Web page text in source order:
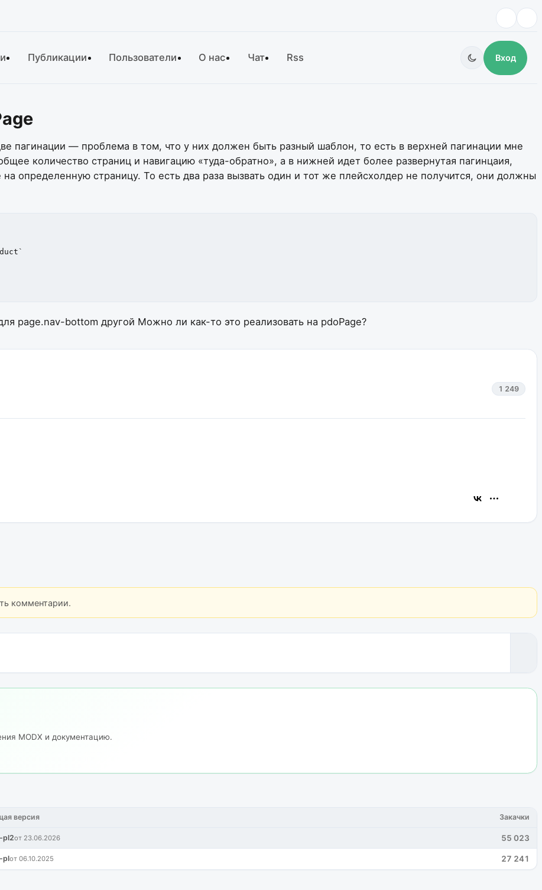
Публикации Пользователи О нас Чат Rss Вход
пагинации — проблема в том, что у них должен быть разный шаблон, то есть в верхней пагинации мне
количество страниц и навигацию «туда-обратно», а в нижней идет более развернутая пагинцаия,
определенную страницу. То есть два раза вызвать один и тот же плейсхолдер не получится, они должны
page.nav-bottom другой Можно ли как-то это реализовать на pdoPage?
1 249
комментарии.
MODX и документацию.
версия Закачки
pl2от 23.06.2026 55 023
plот 06.10.2025 27 241